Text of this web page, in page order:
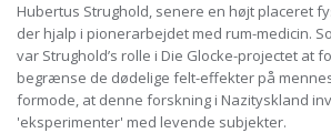
Hubertus Strughold, senere en højt placeret
der hjalp i pionerarbejdet med rum-medicin.
var Strughold’s rolle i Die Glocke-projectet at
begrænse de dødelige felt-effekter på
formode, at denne forskning i Nazityskland
'eksperimenter' med levende subjekter.